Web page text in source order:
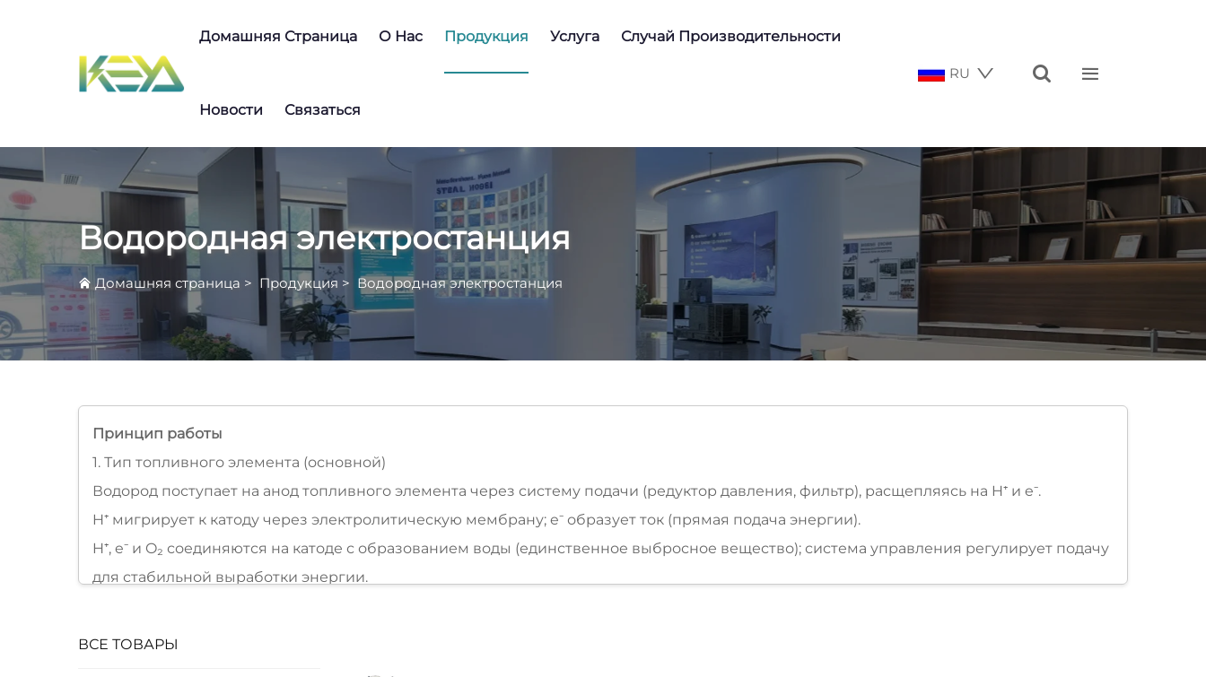
Домашняя Страница О Нас Продукция Услуга Случай Производительности
Новости Связаться
RU  
Водородная электростанция
Домашняя страница > Продукция > Водородная электростанция
Принцип работы
1. Тип топливного элемента (основной)
Водород поступает на анод топливного элемента через систему подачи (редуктор давления, фильтр), расщепляясь на H⁺ и e⁻.
H⁺ мигрирует к катоду через электролитическую мембрану; e⁻ образует ток (прямая подача энергии).
H⁺, e⁻ и O₂ соединяются на катоде с образованием воды (единственное выбросное вещество); система управления регулирует подачу
для стабильной выработки энергии.
Смесь водорода и воздуха поступает в цилиндр двигателя, сжимается и воспламеняется свечой зажигания.
ВСЕ ТОВАРЫ